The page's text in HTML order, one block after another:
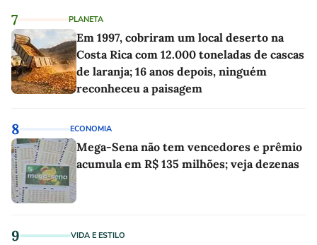
7 PLANETA
Em 1997, cobriram um local deserto na
Costa Rica com 12.000 toneladas de cascas
de laranja; 16 anos depois, ninguém
reconheceu a paisagem
8 ECONOMIA
Mega-Sena não tem vencedores e prêmio
acumula em R$ 135 milhões; veja dezenas
9 VIDA E ESTILO